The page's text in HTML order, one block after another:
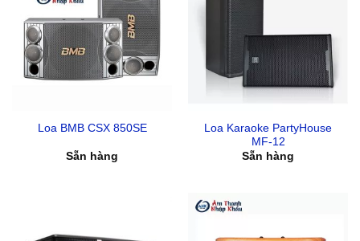
Loa BMB CSX 850SE
Sẵn hàng
Loa Karaoke PartyHouse
MF-12
Sẵn hàng